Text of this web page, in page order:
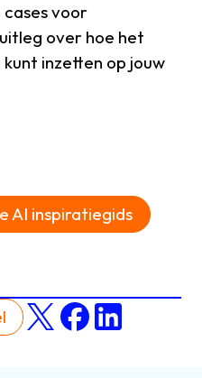
voor
over hoe het
inzetten op jouw
AI inspiratiegids